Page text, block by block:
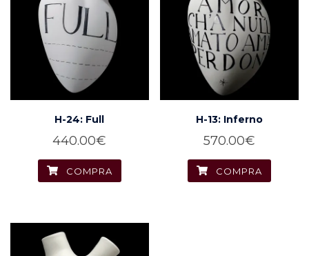
possono
essere
scelte
nella
pagina
prodotto
H-24: Full
440.00€
COMPRA
H-13: Inferno
570.00€
COMPRA